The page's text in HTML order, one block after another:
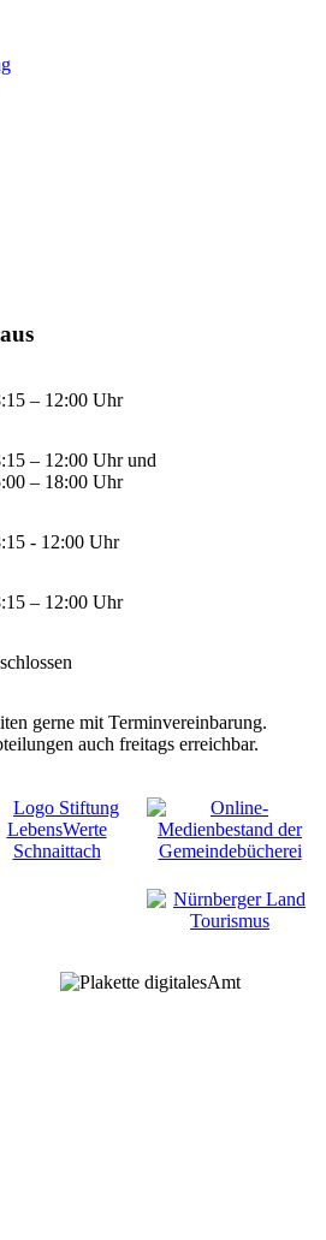
– 12:00 Uhr
– 12:00 Uhr und
– 18:00 Uhr
- 12:00 Uhr
– 12:00 Uhr
gerne mit Terminvereinbarung.
auch freitags erreichbar.